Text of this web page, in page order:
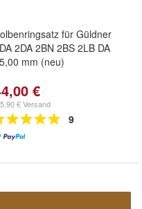
für Güldner
2DA 2BN 2BS 2LB DA
mm (neu)
€
€ Versand
9